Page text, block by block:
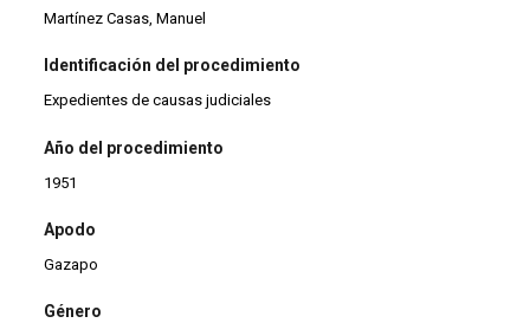
Martínez Casas, Manuel
Identificación del procedimiento
Expedientes de causas judiciales
Año del procedimiento
1951
Apodo
Gazapo
Género